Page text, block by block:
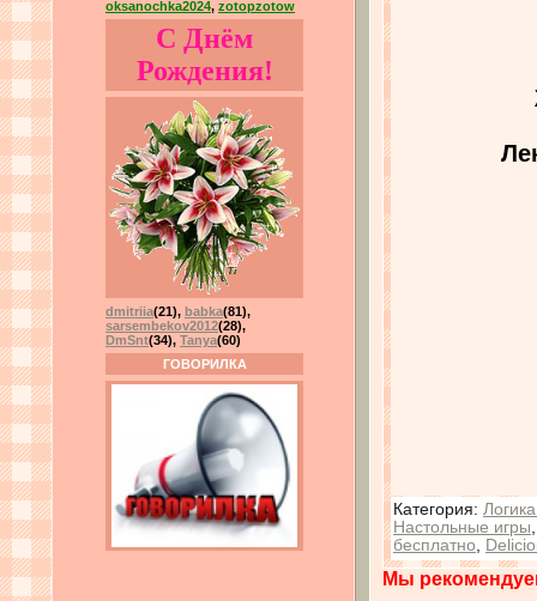
oksanochka2024, zotopzotow
С Днём
Рождения!
dmitriia(21), babka(81),
sarsembekov2012(28),
DmSnt(34), Tanya(60)
ГОВОРИЛКА
Категория:
Настольные игры
бесплатно
Мы